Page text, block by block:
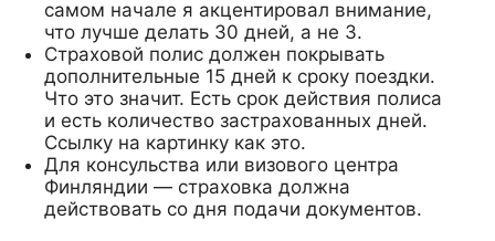
самом начале я акцентировал внимание,
что лучше делать 30 дней, а не 3.
Страховой полис должен покрывать
дополнительные 15 дней к сроку поездки.
Что это значит. Есть срок действия полиса
и есть количество застрахованных дней.
Ссылку на картинку как это.
Для консульства или визового центра
Финляндии — страховка должна
действовать со дня подачи документов.